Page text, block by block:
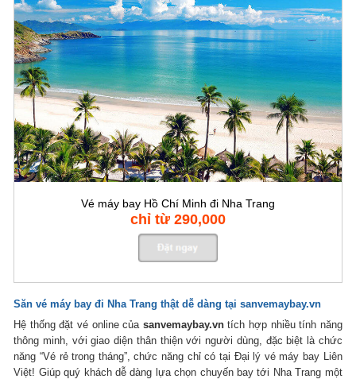
Vé máy bay Hồ Chí Minh đi Nha Trang
chỉ từ 290,000
Sănvé máy bay đi Nha Trang thật dễ dàng tại sanvemaybay.vn
Hệ thống đặt vé online của sanvemaybay.vntích hợp nhiều tính năng
thông minh, với giao diện thân thiện với người dùng, đặc biệt là chức
năng “Vé rẻ trong tháng”, chức năng chỉ có tại Đại lý vé máy bay Liên
Việt! Giúp quý khách dễ dàng lựa chọn chuyến bay tới Nha Trang một